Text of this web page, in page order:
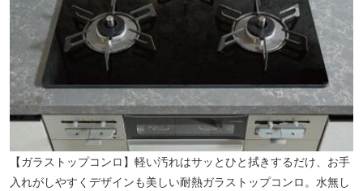
【ガラストップコンロ】軽い汚れはサッとひと拭きするだけ、お手
入れがしやすくデザインも美しい耐熱ガラストップコンロ。水無し